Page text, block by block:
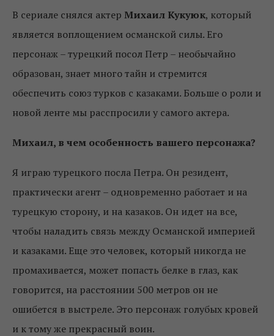
В сериале снялся актер Михаил Кукуюк, который
является воплощением османской силы. Его
персонаж – турецкий посол Петр – необычайно
образован, знает много тайн и стремится
обеспечить союз турков с казаками. Больше о роли и
новой ленте мы расспросили у самого актера.
Михаил, в чем особенность вашего персонажа?
Я играю турецкого посла Петра. Он резидент,
практически агент – одновременно работает и на
турецкую сторону, и на казаков. Он идет на все,
чтобы наладить связь между Османской империей
и казаками. Еще это человек, который никогда не
промахивается, может попасть белке в глаз, как
говорится, на расстоянии 500 метров он не
ошибется в выстреле. Это персонаж голубых кровей
и к тому же прекрасный воин.